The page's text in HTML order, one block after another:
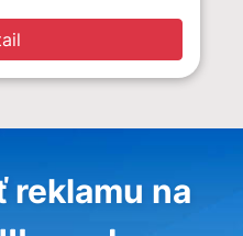
reklamu na